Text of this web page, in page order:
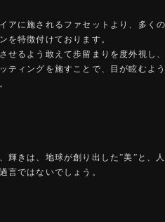
アに施されるファセットより、多く
を特徴付けております。
せるよう敢えて歩留まりを度外視し
ティングを施すことで、目が眩むよ
輝きは、地球が創り出した”美”と、
言ではないでしょう。